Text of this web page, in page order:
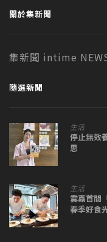
關於集新聞
集新聞 intime
隨選新聞
生活
停止無效
思
生活
雲嘉首間
春季好食